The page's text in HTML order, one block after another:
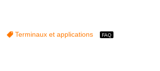
Terminaux et applications